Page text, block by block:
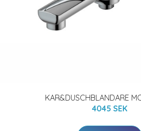
KAR&DUSCHBLANDARE
4045 SEK